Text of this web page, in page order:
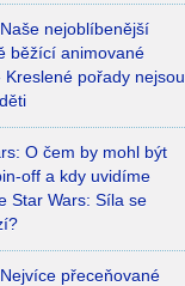
nejoblíbenější
běžící animované
Kreslené pořady nejsou
O čem by mohl být
off a kdy uvidíme
Star Wars: Síla se
přeceňované